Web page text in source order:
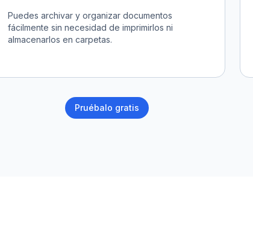
Puedes archivar y organizar documentos
fácilmente sin necesidad de imprimirlos ni
almacenarlos en carpetas.
Pruébalo gratis